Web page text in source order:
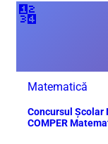
🔢
Matematică
Concursul Școlar
COMPER